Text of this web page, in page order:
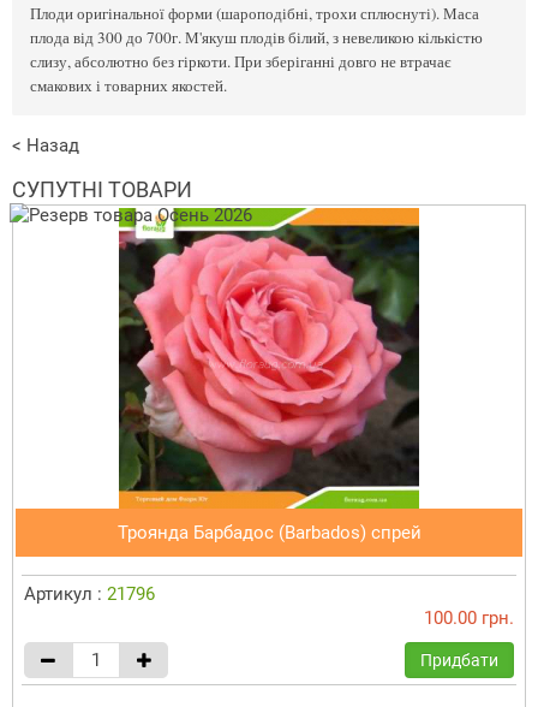
Плоди оригінальної форми (шароподібні, трохи сплюснуті). Маса
плода від 300 до 700г. М'якуш плодів білий, з невеликою кількістю
слизу, абсолютно без гіркоти. При зберіганні довго не втрачає
смакових і товарних якостей.
< Назад
СУПУТНІ ТОВАРИ
Троянда Барбадос (Barbados) спрей
Артикул : 21796
100.00 грн.
Придбати